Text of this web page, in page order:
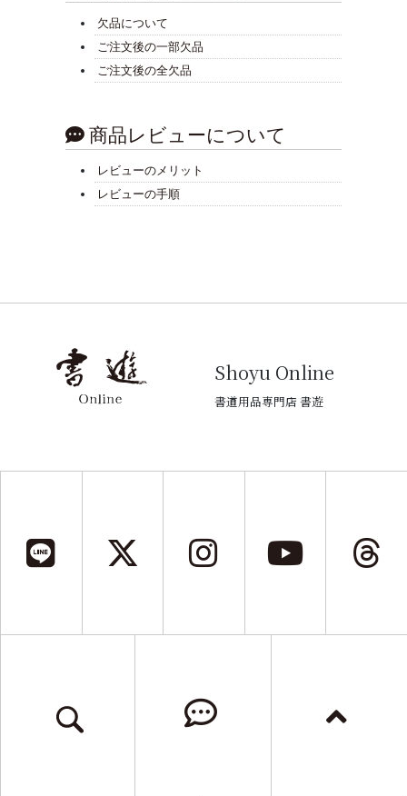
欠品について
ご注文後の一部欠品
ご注文後の全欠品
商品レビューについて
レビューのメリット
レビューの手順
Shoyu Online
書道用品専門店 書遊